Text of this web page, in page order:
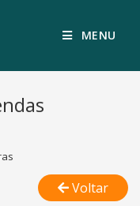
MENU
Voltar